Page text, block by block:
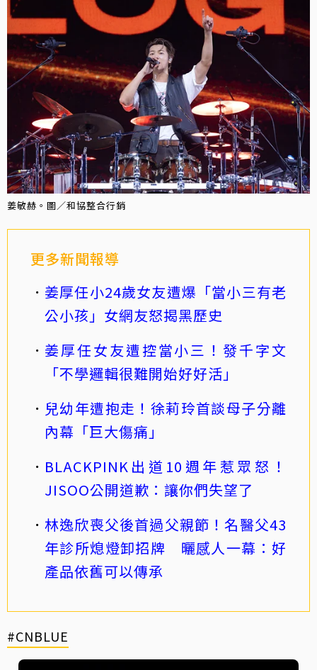
姜敏赫。圖／和協整合行銷
更多新聞報導
姜厚任小24歲女友遭爆「當小三有老
公小孩」女網友怒揭黑歷史
姜厚任女友遭控當小三！發千字文
「不學邏輯很難開始好好活」
兒幼年遭抱走！徐莉玲首談母子分離
內幕「巨大傷痛」
BLACKPINK出道10週年惹眾怒！
JISOO公開道歉：讓你們失望了
林逸欣喪父後首過父親節！名醫父43
年診所熄燈卸招牌 曬感人一幕：好
產品依舊可以傳承
#CNBLUE